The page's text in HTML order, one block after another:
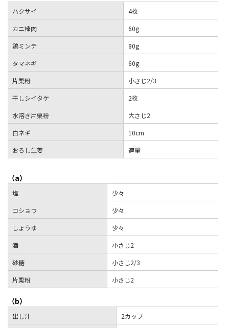
ハクサイ
4枚
カニ棒肉
60g
鶏ミンチ
80g
タマネギ
60g
片栗粉
小さじ2/3
干しシイタケ
2枚
水溶き片栗粉
大さじ2
白ネギ
10cm
おろし生姜
適量
（a）
塩
少々
コショウ
少々
しょうゆ
少々
酒
小さじ2
砂糖
小さじ2/3
片栗粉
小さじ2
（b）
出し汁
2カップ